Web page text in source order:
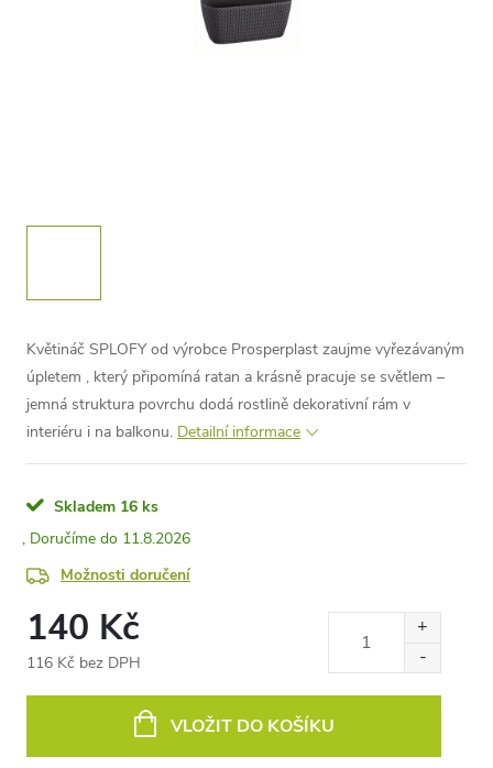
Květináč SPLOFY od výrobce Prosperplast zaujme vyřezávaným
úpletem , který připomíná ratan a krásně pracuje se světlem –
jemná struktura povrchu dodá rostlině dekorativní rám v
interiéru i na balkonu. Detailní informace
Skladem 16 ks
11.8.2026
Možnosti doručení
140 Kč
116 Kč bez DPH
VLOŽIT DO KOŠÍKU